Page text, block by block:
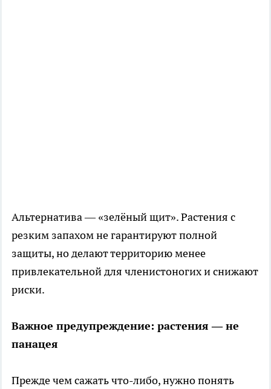
Альтернатива — «зелёный щит». Растения с
резким запахом не гарантируют полной
защиты, но делают территорию менее
привлекательной для членистоногих и снижают
риски.
Важное предупреждение: растения — не
панацея
Прежде чем сажать что-либо, нужно понять